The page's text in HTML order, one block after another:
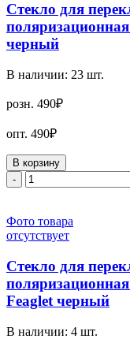
Стекло для
черный
В наличии: 23 шт.
розн. 490₽
опт. 490₽
В корзину
-
Фото товара
отсутствует
Стекло для
Feaglet черный
В наличии: 4 шт.